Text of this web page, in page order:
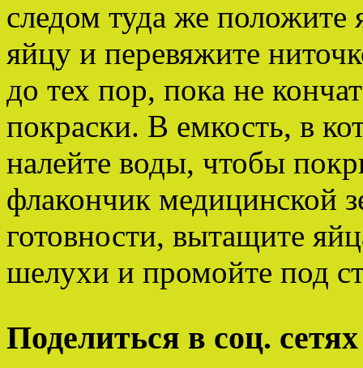
следом туда же положите
яйцу и перевяжите
до тех пор, пока не
покраски. В емкость, в
налейте воды, чтобы
флакончик медицинской
готовности, вытащите
шелухи и промойте под
Поделиться в соц. сетях